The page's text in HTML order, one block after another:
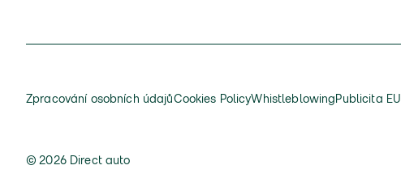
Zpracování osobních údajůCookies PolicyWhistleblowing Publicita EU
© 2026 Direct auto